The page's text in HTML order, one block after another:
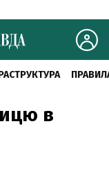
в